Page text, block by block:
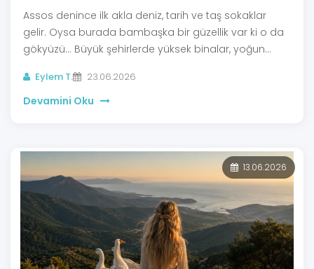
Assos denince ilk akla deniz, tarih ve taş sokaklar
gelir. Oysa burada bambaşka bir güzellik var ki o da
gökyüzü... Büyük şehirlerde yüksek binalar, yoğun
başımızı kaldırıp gökyüzüne bakmayı unutuyoruz.
Assos’ta ise durum biraz farklı işliyor. Burada akşam
Eylem T. 23.06.2026
Devamini Oku
13.06.2026